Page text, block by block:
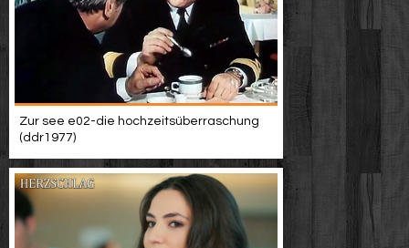
Zur see e02-die hochzeitsüberraschung
(ddr1977)